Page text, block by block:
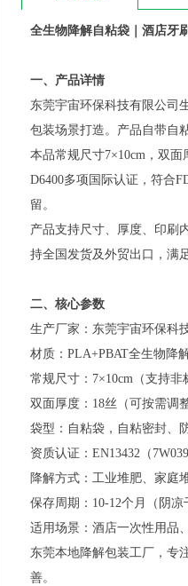
全生物降解自粘袋｜酒店牙
一、产品详情
东莞宇宙环保科技有限公司
包装场景打造。产品自带自
本品常规尺寸7×10cm，双
D6400多项国际认证，符合
留。
产品支持尺寸、厚度、印刷
持全国发货及外贸出口，满
二、核心参数
生产厂家：东莞宇宙环保科
材质：PLA+PBAT全生物降
常规尺寸：7×10cm（支持非
双面厚度：18丝（可按需调整
袋型：自粘袋，自粘密封、
资质认证：EN13432（
降解方式：工业堆肥、家庭
保存周期：10-12个月（阴凉
适用场景：酒店一次性用品
东莞本地降解包装工厂，专
善。